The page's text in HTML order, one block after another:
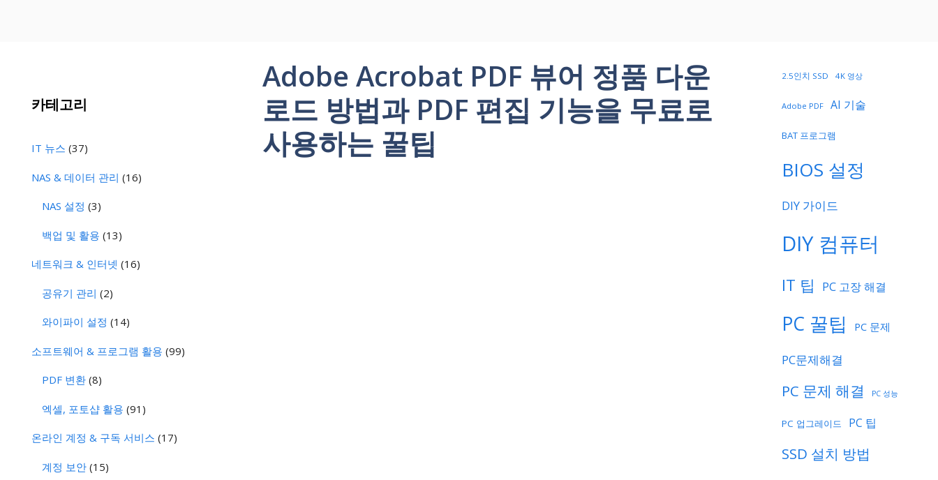
Adobe Acrobat PDF 뷰어 정품 다운
로드 방법과 PDF 편집 기능을 무료로
사용하는 꿀팁
카테고리
IT 뉴스 (37)
NAS & 데이터 관리 (16)
NAS 설정 (3)
백업 및 활용 (13)
네트워크 & 인터넷 (16)
공유기 관리 (2)
와이파이 설정 (14)
소프트웨어 & 프로그램 활용 (99)
PDF 변환 (8)
엑셀, 포토샵 활용 (91)
온라인 계정 & 구독 서비스 (17)
계정 보안 (15)
2.5인치 SSD 4K 영상
Adobe PDF AI 기술
BAT 프로그램
BIOS 설정
DIY 가이드
DIY 컴퓨터
IT 팁 PC 고장 해결
PC 꿀팁 PC 문제
PC문제해결
PC 문제 해결 PC 성능
PC 업그레이드 PC 팁
SSD 설치 방법